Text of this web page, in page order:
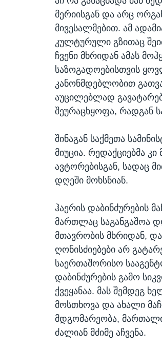
მერიისგან და არც
მივესალმებით. ამ
კულტურული გზითაც
ჩვენი მხრიდან ამას
საზოგადოებისთვის
კანონმდებლობით
აუცილებლად
შეურაცხყოფა, რადგან
შინაგან საქმეთა
მიუცია. რედაქციებმა
ავტორებისგან, სადაც
დღეში მოხსნიან.
ჰაერის დაბინძურების
მართლაც საგანგაშოა
მთავრობის მხრიდან,
ღონისძიებები არ
საერთაშორისო
დაბინძურების გამო
ქვეყანაა. მას შემდეგ
მოსთხოვა და ახალი
მდგომარეობა,
ძალიან მძიმე აჩვენა.